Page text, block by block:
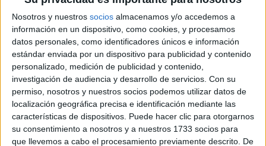
Nosotros y nuestros socios almacenamos y/o accedemos a
información en un dispositivo, como cookies, y procesamos
datos personales, como identificadores únicos e información
estándar enviada por un dispositivo para publicidad y contenido
personalizado, medición de publicidad y contenido,
investigación de audiencia y desarrollo de servicios. Con su
permiso, nosotros y nuestros socios podemos utilizar datos de
localización geográfica precisa e identificación mediante las
características de dispositivos. Puede hacer clic para otorgarnos
su consentimiento a nosotros y a nuestros 1733 socios para
que llevemos a cabo el procesamiento previamente descrito. De
Participación en los eventos organizados por
Editorial Perfil.
Suscribite ahora
COMPARTÍ ESTA NOTA